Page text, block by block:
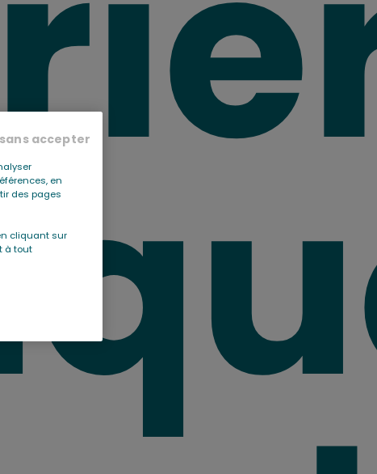
en
des pages
cliquant sur
à tout
accepter